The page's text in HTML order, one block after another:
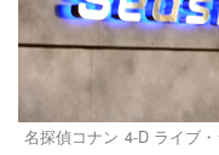
名探偵コナン 4-D ライブ